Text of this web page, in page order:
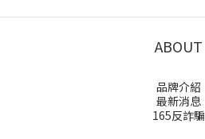
ABOUT
品牌介紹
最新消息
165反詐騙